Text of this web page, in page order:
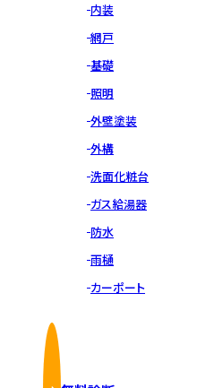
内装
網戸
基礎
照明
外壁塗装
外構
洗面化粧台
ガス給湯器
防水
雨樋
カーポート